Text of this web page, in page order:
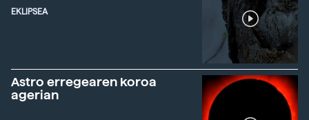
EKLIPSEA
Astro erregearen koroa
agerian